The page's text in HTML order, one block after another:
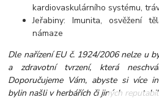
kardiovaskulárního systému,
Jeřabiny: Imunita, osvěžení
námaze
Dle nařízení EU č. 1924/2006 nelze u
a zdravotní tvrzení, která
Doporučujeme Vám, abyste si více
bylin našli v herbářích či jiných